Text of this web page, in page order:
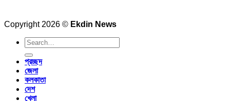
Copyright 2026 © Ekdin News
প্রচ্ছদ
জেলা
কলকাতা
দেশ
খেলা